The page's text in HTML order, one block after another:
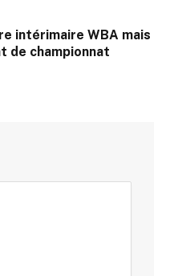
intérimaire WBA mais
de championnat